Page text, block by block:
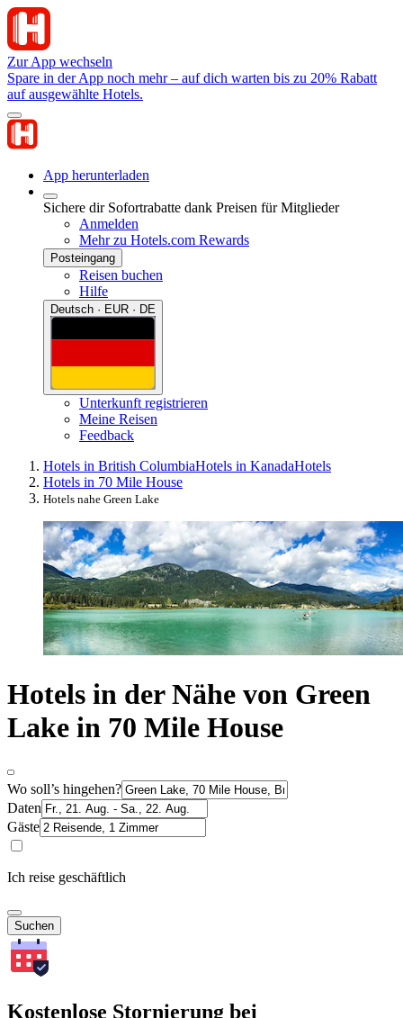
Zur App wechseln
Spare in der App noch mehr – auf dich warten bis zu 20% Rabatt
auf ausgewählte Hotels.
App herunterladen
Sichere dir Sofortrabatte dank Preisen für Mitglieder
Anmelden
Mehr zu Hotels.com Rewards
Posteingang
Reisen buchen
Hilfe
Deutsch · EUR · DE
Unterkunft registrieren
Meine Reisen
Feedback
Hotels in British ColumbiaHotels in KanadaHotels
Hotels in 70 Mile House
Hotels nahe Green Lake
Hotels in der Nähe von Green
Lake in 70 Mile House
Wo soll’s hingehen?
Daten
Gäste
Ich reise geschäftlich
Suchen
Kostenlose Stornierung bei